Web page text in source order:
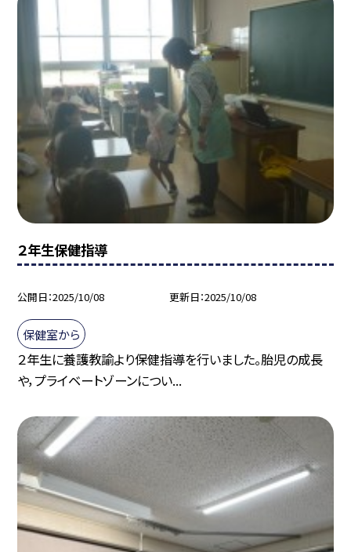
２年生保健指導
公開日 2025/10/08 更新日 2025/10/08
保健室から
２年生に養護教諭より保健指導を行いました。胎児の成長
や，プライベートゾーンについ...